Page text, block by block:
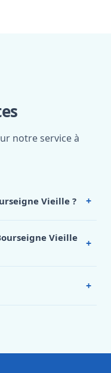
notre service à
Vieille ? +
24 26.
Vieille
+
+